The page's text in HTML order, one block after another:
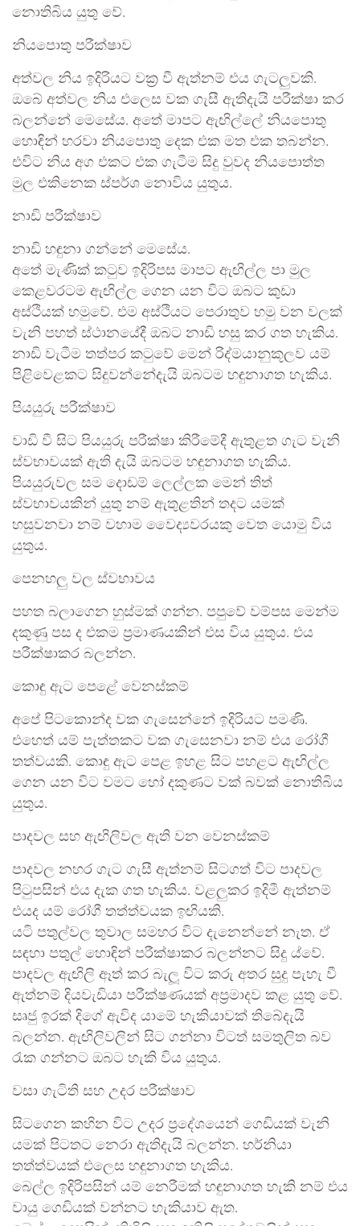
නොතිබිය යුතු වේ.
නියපොතු පරීක්ෂාව
අත්වල නිය ඉදිරියට වක්‍ර වී ඇත්නම් එය ගැටලුවකි.
ඔබේ අත්වල නිය එලෙස වක ගැසී ඇතිදැයි පරීක්ෂා කර
බලන්නේ මෙසේය. අතේ මාපට ඇඟිල්ලේ නියපොතු
හොඳින් හරවා නියපොතු දෙක එක මත එක තබන්න.
එවිට නිය අග එකට එක ගැටීම සිදු වුවද නියපොත්ත
මුල එකිනෙක ස්පර්ශ නොවිය යුතුය.
නාඩි පරීක්ෂාව
නාඩි හඳුනා ගන්නේ මෙසේය.
අතේ මැණික් කටුව ඉදිරිපස මාපට ඇඟිල්ල පා මුල
කෙළවරටම ඇඟිල්ල ගෙන යන විට ඔබට කුඩා
අස්ථියක් හමුවේ. එම අස්ථියට පෙරාතුව හමු වන වලක්
වැනි පහත් ස්ථානයේදී ඔබට නාඩි හසු කර ගත හැකිය.
නාඩි වැටීම තත්පර කටුවේ මෙන් රිද්මයානුකූලව යම්
පිළිවෙළකට සිදුවන්නේදැයි ඔබටම හඳුනාගත හැකිය.
පියයුරු පරීක්ෂාව
වාඩි වී සිට පියයුරු පරීක්ෂා කිරීමේදී ඇතුළත ගැට වැනි
ස්වභාවයක් ඇති දැයි ඔබටම හඳුනාගත හැකිය.
පියයුරුවල සම දොඩම් ලෙල්ලක මෙන් තිත්
ස්වභාවයකින් යුතු නම් ඇතුළතින් තදට යමක්
හසුවනවා නම් වහාම වෛද්‍යවරයකු වෙත යොමු විය
යුතුය.
පෙනහලු වල ස්වභාවය
පහත බලාගෙන හුස්මක් ගන්න. පපුවේ වම්පස මෙන්ම
දකුණු පස ද එකම ප්‍රමාණයකින් එස විය යුතුය. එය
පරීක්ෂාකර බලන්න.
කොඳු ඇට පෙළේ වෙනස්කම්
අපේ පිටකොන්ද වක ගැසෙන්නේ ඉදිරියට පමණි.
එහෙත් යම් පැත්තකට වක ගැසෙනවා නම් එය රෝගී
තත්වයකි. කොඳු ඇට පෙළ ඉහළ සිට පහළට ඇඟිල්ල
ගෙන යන විට වමට හෝ දකුණට වක් බවක් නොතිබිය
යුතුය.
පාදවල සහ ඇඟිලිවල ඇති වන වෙනස්කම්
පාදවල නහර ගැට ගැසී ඇත්නම් සිටගත් විට පාදවල
පිටුපසින් එය දැක ගත හැකිය. වළලුකර ඉදිමී ඇත්නම්
එයද යම් රෝගී තත්ත්වයක ඉඟියකි.
යටි පතුල්වල තුවාල සමහර විට දැනෙන්නේ නැත. ඒ
සඳහා පතුල් හොඳින් පරීක්ෂාකර බලන්නට සිදු ය්වේ.
පාදවල ඇඟිලි ඈත් කර බැලූ විට කරු අතර සුදු පැහැ වී
ඇත්නම් දියවැඩියා පරීක්ෂණයක් අප්‍රමාදව කළ යුතු වේ.
සෘජු ඉරක් දිගේ ඇවිද යාමේ හැකියාවක් තිබේදැයි
බලන්න. ඇඟිලිවලින් සිට ගන්නා විටත් සමතුලිත බව
රැක ගන්නට ඔබට හැකි විය යුතුය.
වසා ගැටිති සහ උදර පරීක්ෂාව
සිටගෙන කහින විට උදර ප්‍රදේශයෙන් ගෙඩියක් වැනි
යමක් පිටතට නෙරා ඇතිදැයි බලන්න. හර්නියා
තත්ත්වයක් එලෙස හඳුනාගත හැකිය.
බෙල්ල ඉදිරිපසින් යම් නෙරීමක් හඳුනාගත හැකි නම් එය
වායු ගෙඩියක් වන්නට හැකියාව ඇත.